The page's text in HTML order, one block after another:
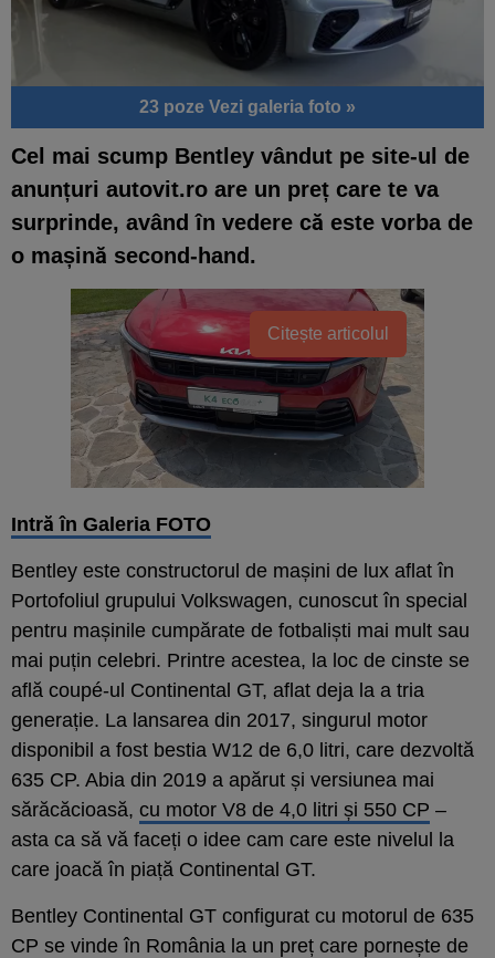
23 poze Vezi galeria foto »
Cel mai scump Bentley vândut pe site-ul de
anunțuri autovit.ro are un preț care te va
surprinde, având în vedere că este vorba de
o mașină second-hand.
Citește articolul
Intră în Galeria FOTO
Bentley este constructorul de mașini de lux aflat în
Portofoliul grupului Volkswagen, cunoscut în special
pentru mașinile cumpărate de fotbaliști mai mult sau
mai puțin celebri. Printre acestea, la loc de cinste se
află coupé-ul Continental GT, aflat deja la a tria
generație. La lansarea din 2017, singurul motor
disponibil a fost bestia W12 de 6,0 litri, care dezvoltă
635 CP. Abia din 2019 a apărut și versiunea mai
sărăcăcioasă, cu motor V8 de 4,0 litri și 550 CP –
asta ca să vă faceți o idee cam care este nivelul la
care joacă în piață Continental GT.
Bentley Continental GT configurat cu motorul de 635
CP se vinde în România la un preț care pornește de